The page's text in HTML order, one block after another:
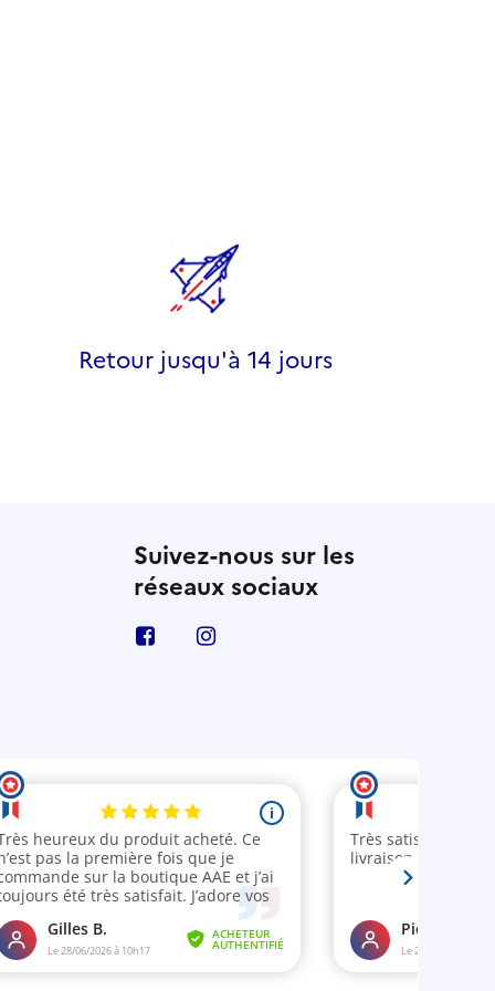
Retour jusqu'à 14 jours
Suivez-nous sur les
réseaux sociaux